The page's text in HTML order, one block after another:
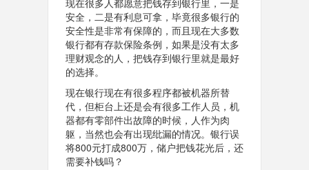
现在很多人都愿意把钱存到银行里，一是
安全，二是有利息可拿，毕竟很多银行的
安全性是非常有保障的，而且现在大多数
银行都有存款保险条例，如果是没有太多
理财观念的人，把钱存到银行里就是最好
的选择。
现在银行现在有很多程序都被机器所替
代，但柜台上还是会有很多工作人员，机
器都有零部件出故障的时候，人作为肉
躯，当然也会有出现纰漏的情况。银行误
将800元打成800万，储户把钱花光后，还
需要补钱吗？